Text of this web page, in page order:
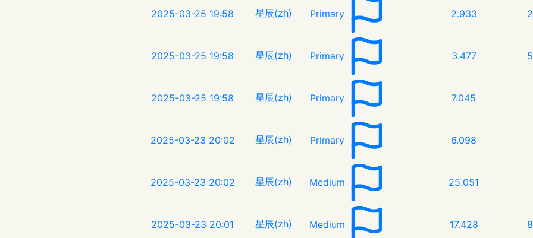
2025-03-25 19:58 星辰(zh) Primary 2.933
2025-03-25 19:58 星辰(zh) Primary 3.477
2025-03-25 19:58 星辰(zh) Primary 7.045
2025-03-23 20:02 星辰(zh) Primary 6.098
2025-03-23 20:02 星辰(zh) Medium 25.051
2025-03-23 20:01 星辰(zh) Medium 17.428